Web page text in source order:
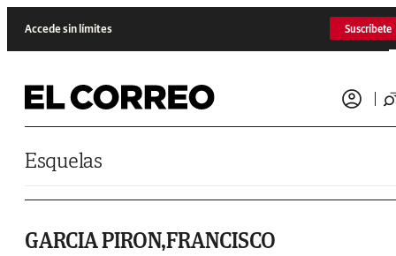
Accede sin límites Suscríbete
Esquelas
GARCIA PIRON,FRANCISCO